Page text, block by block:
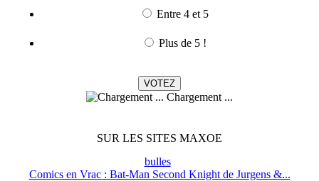
Entre 4 et 5
Plus de 5 !
Chargement ...
SUR LES SITES MAXOE
bulles
Comics en Vrac : Bat-Man Second Knight de Jurgens &...